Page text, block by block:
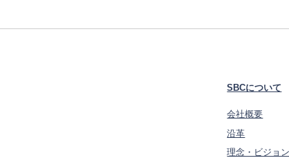
SBCについて
会社概要
沿革
理念・ビジョン